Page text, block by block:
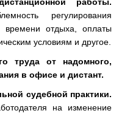
регулирования
времени отдыха, оплаты
условиям и другое.
труда от надомного,
в офисе и дистант.
судебной практики.
на изменение